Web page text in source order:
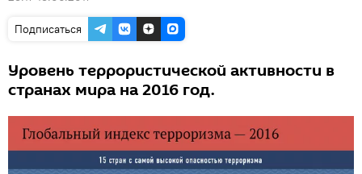
Подписаться
Уровень террористической активности в
странах мира на 2016 год.